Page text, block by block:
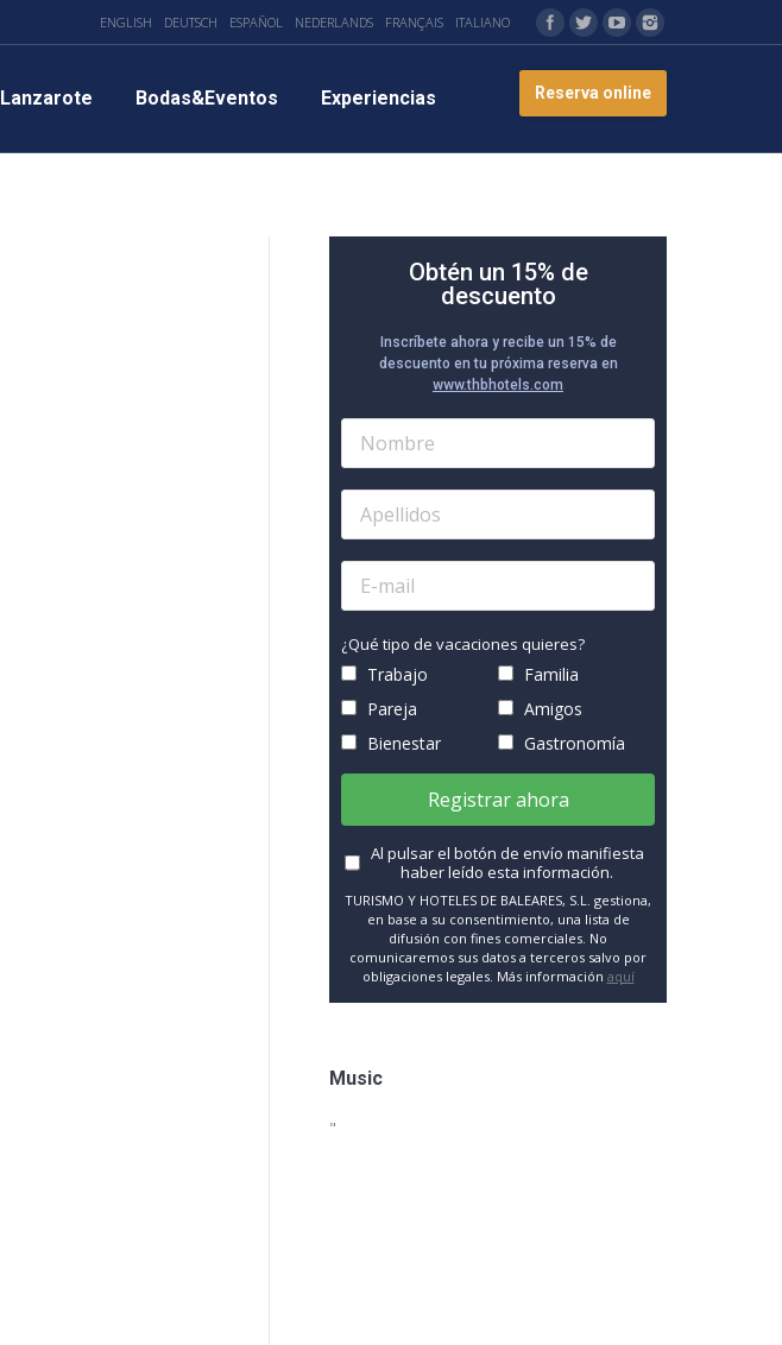
ENGLISH DEUTSCH ESPAÑOL NEDERLANDS FRANÇAIS ITALIANO
Lanzarote Bodas&Eventos Experiencias Reserva online
Obtén un 15% de
descuento
Inscríbete ahora y recibe un 15% de
descuento en tu próxima reserva en
www.thbhotels.com
¿Qué tipo de vacaciones quieres?
Trabajo
Familia
Pareja
Amigos
Bienestar
Gastronomía
Registrar ahora
Al pulsar el botón de envío manifiesta
haber leído esta información.
TURISMO Y HOTELES DE BALEARES, S.L. gestiona,
en base a su consentimiento, una lista de
difusión con fines comerciales. No
comunicaremos sus datos a terceros salvo por
obligaciones legales. Más información aquí
Music
"